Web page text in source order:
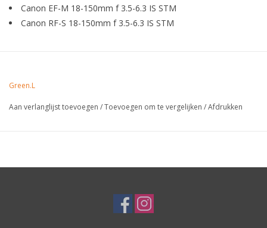
Canon EF-M 18-150mm f 3.5-6.3 IS STM
Canon RF-S 18-150mm f 3.5-6.3 IS STM
Green.L
Aan verlanglijst toevoegen /Toevoegen om te vergelijken /Afdrukken